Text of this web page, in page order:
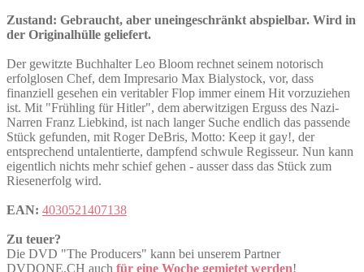
Zustand: Gebraucht, aber uneingeschränkt abspielbar. Wird in
der Originalhülle geliefert.
Der gewitzte Buchhalter Leo Bloom rechnet seinem notorisch
erfolglosen Chef, dem Impresario Max Bialystock, vor, dass
finanziell gesehen ein veritabler Flop immer einem Hit vorzuziehen
ist. Mit "Frühling für Hitler", dem aberwitzigen Erguss des Nazi-
Narren Franz Liebkind, ist nach langer Suche endlich das passende
Stück gefunden, mit Roger DeBris, Motto: Keep it gay!, der
entsprechend untalentierte, dampfend schwule Regisseur. Nun kann
eigentlich nichts mehr schief gehen - ausser dass das Stück zum
Riesenerfolg wird.
EAN: 4030521407138
Zu teuer?
Die DVD "The Producers" kann bei unserem Partner
DVDONE.CH auch für eine Woche gemietet werden!